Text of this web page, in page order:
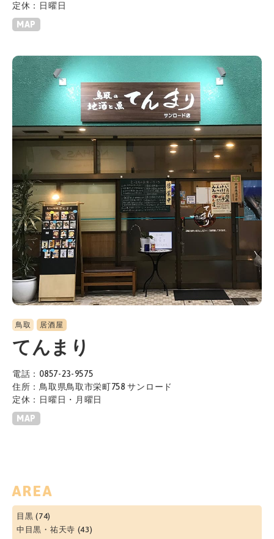
定休：日曜日
MAP
鳥取 居酒屋
てんまり
電話：0857-23-9575
住所：鳥取県鳥取市栄町758 サンロード
定休：日曜日・月曜日
MAP
AREA
目黒 (74)
中目黒・祐天寺 (43)